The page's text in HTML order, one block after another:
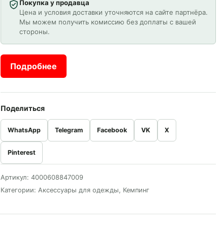
Покупка у продавца
Цена и условия доставки уточняются на сайте партнёра.
Мы можем получить комиссию без доплаты с вашей
стороны.
Подробнее
Поделиться
WhatsApp Telegram Facebook VK X
Pinterest
Артикул: 4000608847009
Категории: Аксессуары для одежды, Кемпинг